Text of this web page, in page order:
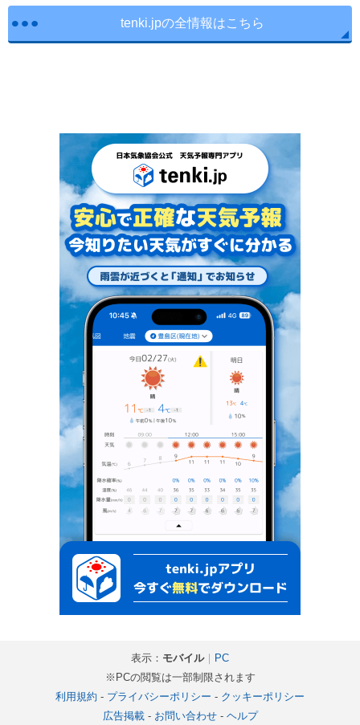
tenki.jpの全情報はこちら
表示： モバイル｜ PC
※PCの閲覧は一部制限されます
利用規約 - プライバシーポリシー - クッキーポリシー
広告掲載- お問い合わせ- ヘルプ